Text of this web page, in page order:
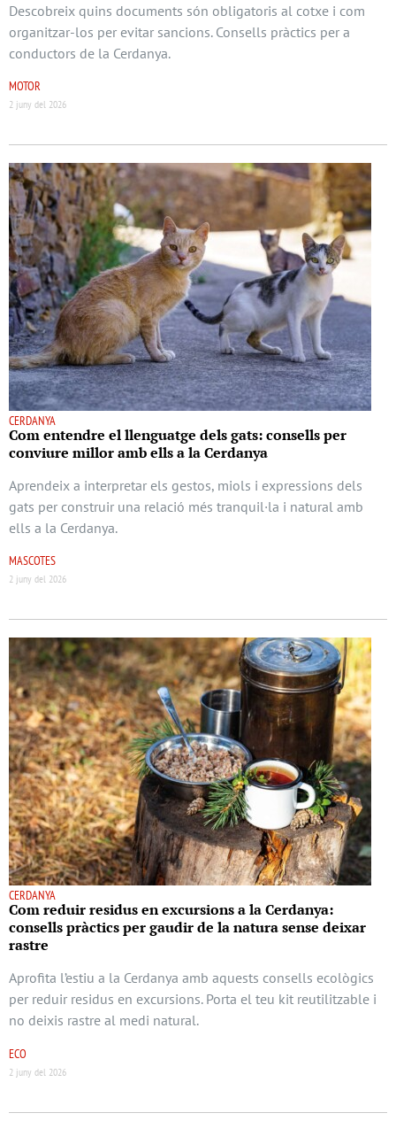
Descobreix quins documents són obligatoris al cotxe i com
organitzar-los per evitar sancions. Consells pràctics per a
conductors de la Cerdanya.
MOTOR
2 juny del 2026
CERDANYA
Com entendre el llenguatge dels gats: consells per
conviure millor amb ells a la Cerdanya
Aprendeix a interpretar els gestos, miols i expressions dels
gats per construir una relació més tranquil·la i natural amb
ells a la Cerdanya.
MASCOTES
2 juny del 2026
CERDANYA
Com reduir residus en excursions a la Cerdanya:
consells pràctics per gaudir de la natura sense deixar
rastre
Aprofita l’estiu a la Cerdanya amb aquests consells ecològics
per reduir residus en excursions. Porta el teu kit reutilitzable i
no deixis rastre al medi natural.
ECO
2 juny del 2026